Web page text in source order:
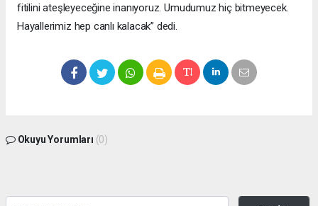
fitilini ateşleyeceğine inanıyoruz. Umudumuz hiç bitmeyecek.
Hayallerimiz hep canlı kalacak” dedi.
Okuyu Yorumları (0)